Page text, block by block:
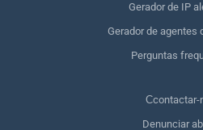
Gerador de IP
Gerador de agentes
Perguntas
Сcontactar-
Denunciar